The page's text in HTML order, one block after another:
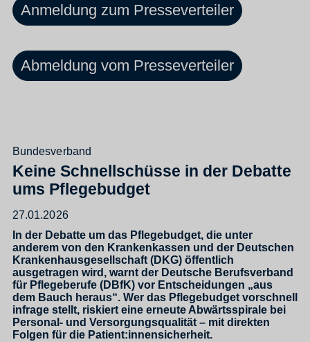
Anmeldung zum Presseverteiler
Abmeldung vom Presseverteiler
Bundesverband
Keine Schnellschüsse in der Debatte
ums Pflegebudget
27.01.2026
In der Debatte um das Pflegebudget, die unter
anderem von den Krankenkassen und der Deutschen
Krankenhausgesellschaft (DKG) öffentlich
ausgetragen wird, warnt der Deutsche Berufsverband
für Pflegeberufe (DBfK) vor Entscheidungen „aus
dem Bauch heraus“. Wer das Pflegebudget vorschnell
infrage stellt, riskiert eine erneute Abwärtsspirale bei
Personal- und Versorgungsqualität – mit direkten
Folgen für die Patient:innensicherheit.